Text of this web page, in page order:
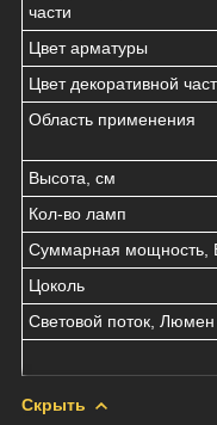
части
Цвет арматуры
Цвет декоративной
Область применения
Высота, см
Кол-во ламп
Суммарная мощность,
Цоколь
Световой поток, Люмен
Скрыть